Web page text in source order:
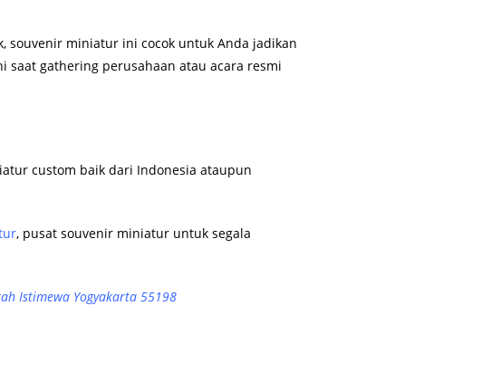
souvenir miniatur ini cocok untuk Anda jadikan
saat gathering perusahaan atau acara resmi
custom baik dari Indonesia ataupun
, pusat souvenir miniatur untuk segala
Istimewa Yogyakarta 55198